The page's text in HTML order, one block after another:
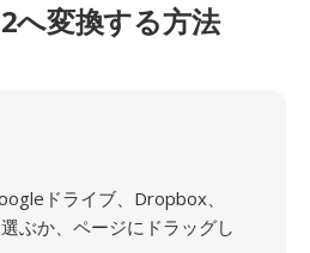
へ変換する方法
ドライブ、Dropbox、
ぶか、ページにドラッグし